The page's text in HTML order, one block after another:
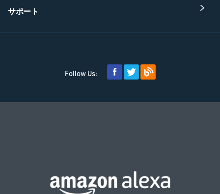
サポート
Follow Us: